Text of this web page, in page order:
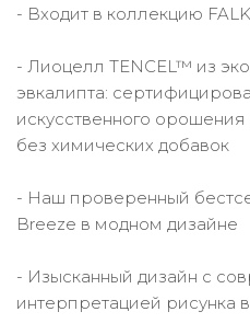
- Входит в коллекцию
- Лиоцелл TENCEL™ из
эвкалипта:
искусственного
без химических добавок
- Наш проверенный
Breeze в модном дизайне
- Изысканный дизайн с
интерпретацией рисунка